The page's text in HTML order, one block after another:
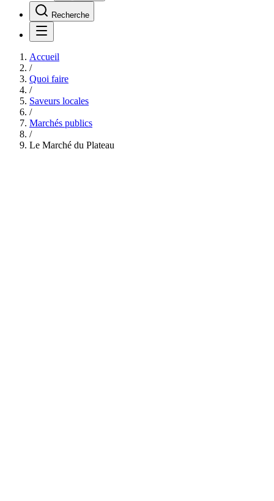
Recherche
Accueil
/
Quoi faire
/
Saveurs locales
/
Marchés publics
/
Le Marché du Plateau